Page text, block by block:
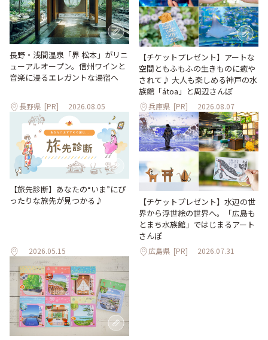
長野・浅間温泉「界 松本」がリニ
ューアルオープン。信州ワインと
音楽に浸るエレガントな湯宿へ
長野県 [PR] 2026.08.05
【チケットプレゼント】アートな
空間ともふもふの生きものに癒や
されて♪ 大人も楽しめる神戸の水
族館「átoa」と周辺さんぽ
兵庫県 [PR] 2026.08.07
【旅先診断】あなたの“いま”にぴ
ったりな旅先が見つかる♪
2026.05.15
【チケットプレゼント】水辺の世
界から浮世絵の世界へ。「広島も
とまち水族館」ではじまるアート
さんぽ
広島県 [PR] 2026.07.31